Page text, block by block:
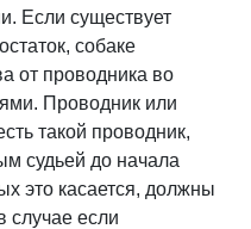
Если существует
собаке
от проводника во
Проводник или
такой проводник,
судьей до начала
это касается, должны
если